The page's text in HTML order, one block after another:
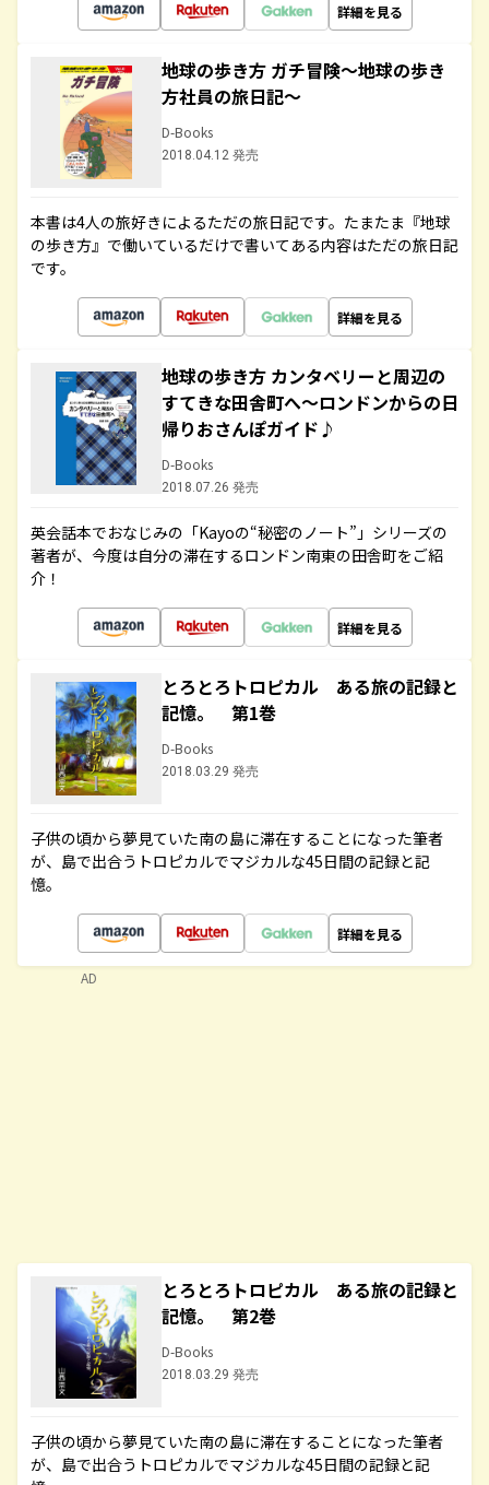
詳細を見る
地球の歩き方 ガチ冒険～地球の歩き
方社員の旅日記～
D-Books
2018.04.12 発売
本書は4人の旅好きによるただの旅日記です。たまたま『地球
の歩き方』で働いているだけで書いてある内容はただの旅日記
です。
詳細を見る
地球の歩き方 カンタベリーと周辺の
すてきな田舎町へ～ロンドンからの日
帰りおさんぽガイド♪
D-Books
2018.07.26 発売
英会話本でおなじみの「Kayoの“秘密のノート”」シリーズの
著者が、今度は自分の滞在するロンドン南東の田舎町をご紹
介！
詳細を見る
とろとろトロピカル ある旅の記録と
記憶。 第1巻
D-Books
2018.03.29 発売
子供の頃から夢見ていた南の島に滞在することになった筆者
が、島で出合うトロピカルでマジカルな45日間の記録と記
憶。
詳細を見る
とろとろトロピカル ある旅の記録と
記憶。 第2巻
D-Books
2018.03.29 発売
子供の頃から夢見ていた南の島に滞在することになった筆者
が、島で出合うトロピカルでマジカルな45日間の記録と記
AD